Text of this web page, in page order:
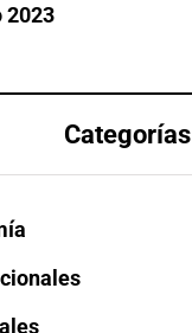
2023
Categorías